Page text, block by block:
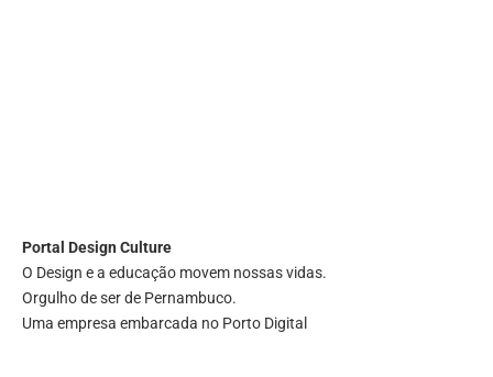
Portal Design Culture
O Design e a educação movem nossas vidas.
Orgulho de ser de Pernambuco.
Uma empresa embarcada no Porto Digital